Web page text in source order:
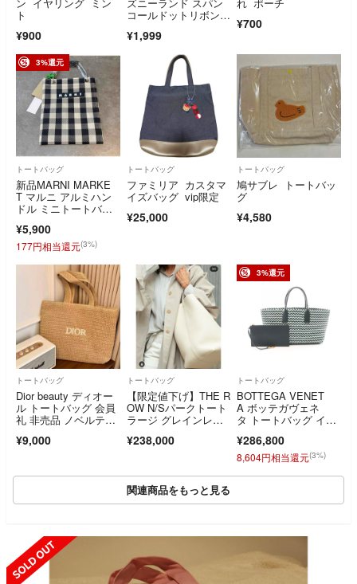
ト
¥900
コールドットリボンヘ
¥1,999
¥700
3%還元
トートバッグ
新品MARNI MARKE
T マルニ アルミハン
ドル ミニトートバッ
¥5,900
177円相当還元(3%)
トートバッグ
ファミリア カスタマ
イズバッグ vip限定
¥25,000
トートバッグ
鳩サブレ トートバッ
グ
¥4,580
トートバッグ
Dior beauty ディオー
ル トートバッグ 会員
礼 非売品 ノベルテ
¥9,000
トートバッグ
【限定値下げ】THE R
OW N/Sパークトート
ラージ グレインレザ
¥238,000
3%還元
トートバッグ
BOTTEGA VENET
A ボッテガヴェネ
タ トートバッグ イン
¥286,800
8,604円相当還元(3%)
関連商品をもっと見る